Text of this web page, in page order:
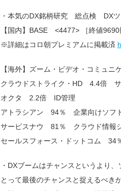
・本気のDX銘柄研究 総点検 DXツ
【国内】BASE <4477> ［終値
※詳細はコロ朝プレミアムに掲載済
【海外】ズーム・ビデオ・コミュ
クラウドストライク・HD 4.4倍 サ
オクタ 2.2倍 ID管理
アトラシアン 94％ 企業向けソフ
サービスナウ 81％ クラウド情報
セールスフォース・ドットコム 34
・DXブームはチャンスというより
とって最後のチャンスと捉えるべき